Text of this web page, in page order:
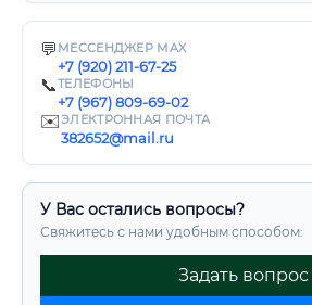
💬 МЕССЕНДЖЕР MAX
+7 (920) 211-67-25
📞ТЕЛЕФОНЫ
+7 (967) 809-69-02
✉️ЭЛЕКТРОННАЯ ПОЧТА
382652@mail.ru
У Вас остались вопросы?
Свяжитесь с нами удобным способом:
Задать вопрос